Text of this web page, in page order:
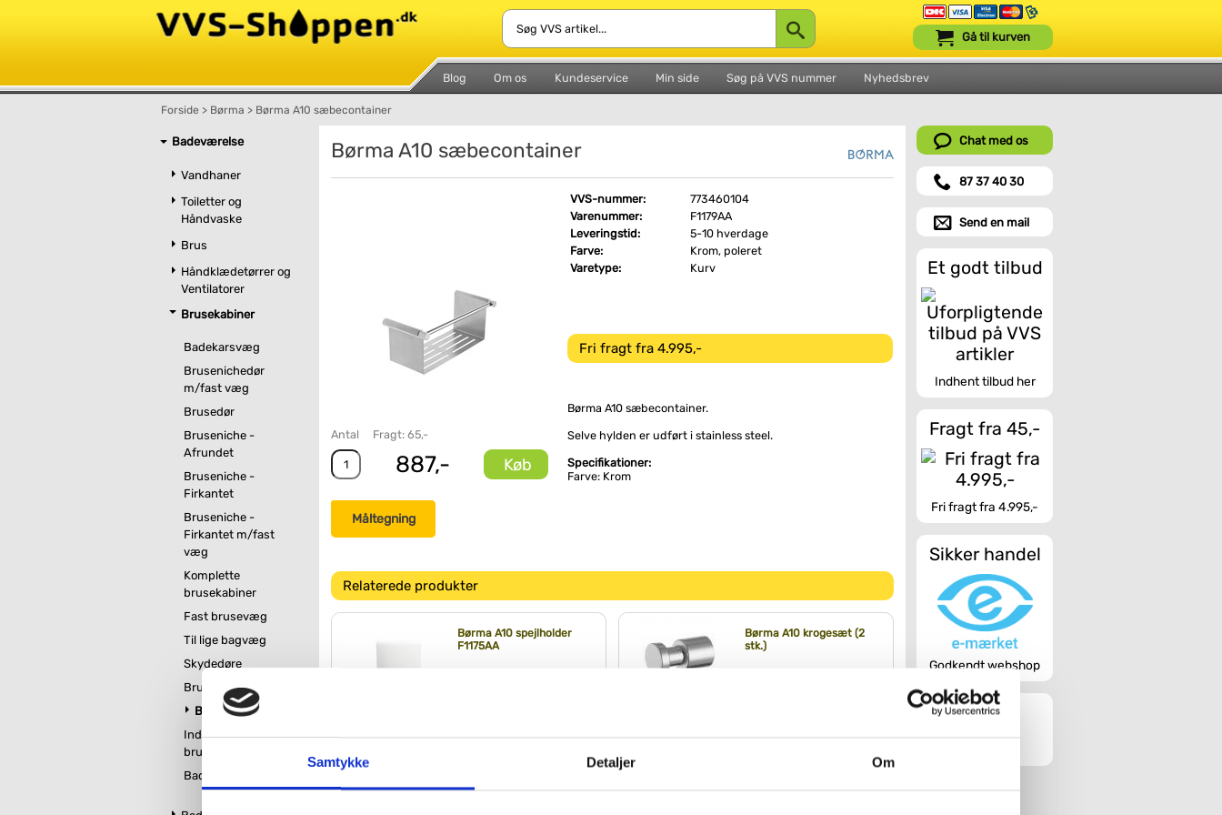
Samtykke Detaljer Om
Blog Om os Kundeservice Min side Søg på VVS nummer Nyhedsbrev
Gå til kurven
Forside > Børma > Børma A10 sæbecontainer
Badeværelse
Vandhaner
Toiletter og
Håndvaske
Brus
Håndklædetørrer og
Ventilatorer
Brusekabiner
Badekarsvæg
Brusenichedør
m/fast væg
Brusedør
Bruseniche -
Afrundet
Bruseniche -
Firkantet
Bruseniche -
Firkantet m/fast
væg
Komplette
brusekabiner
Fast brusevæg
Til lige bagvæg
Skydedøre
Brusebunde
Brusehylde til bad
Indbygget
brusehylde
Badskraber
Børma A10 sæbecontainer
Antal Fragt: 65,-
887,- Køb
Måltegning
VVS-nummer:
773460104
Varenummer:
F1179AA
Leveringstid:
5-10 hverdage
Farve:
Krom, poleret
Varetype:
Kurv
Fri fragt fra 4.995,-
Børma A10 sæbecontainer.
Selve hylden er udført i stainless steel.
Specifikationer:
Farve: Krom
Relaterede produkter
Børma A10 spejlholder
F1175AA
Børma A10 krogesæt (2
stk.)
håndklædestang - 650
reservepapirholder
Chat med os
87 37 40 30
Send en mail
Et godt tilbud
Indhent tilbud her
Fragt fra 45,-
Fri fragt fra 4.995,-
Sikker handel
Godkendt webshop